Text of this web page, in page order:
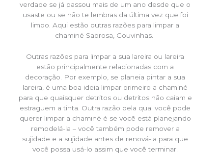
verdade se já passou mais de um ano desde que o
usaste ou se não te lembras da última vez que foi
limpo. Aqui estão outras razões para limpar a
chaminé Sabrosa, Gouvinhas.
Outras razões para limpar a sua lareira ou lareira
estão principalmente relacionadas com a
decoração. Por exemplo, se planeia pintar a sua
lareira, é uma boa ideia limpar primeiro a chaminé
para que quaisquer detritos ou detritos não caiam e
estraguem a tinta. Outra razão pela qual você pode
querer limpar a chaminé é se você está planejando
remodelá-la – você também pode remover a
sujidade e a sujidade antes de renová-la para que
você possa usá-lo assim que você terminar.